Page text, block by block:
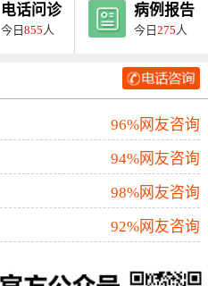
电话问诊
今日855 人
病例报告
今日275 人
96%网友咨询
94%网友咨询
98%网友咨询
92%网友咨询